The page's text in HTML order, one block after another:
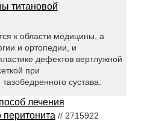
титановой
к области медицины, а
и ортопедии, и
дефектов вертлужной
при
сустава.
лечения
перитонита // 2715922